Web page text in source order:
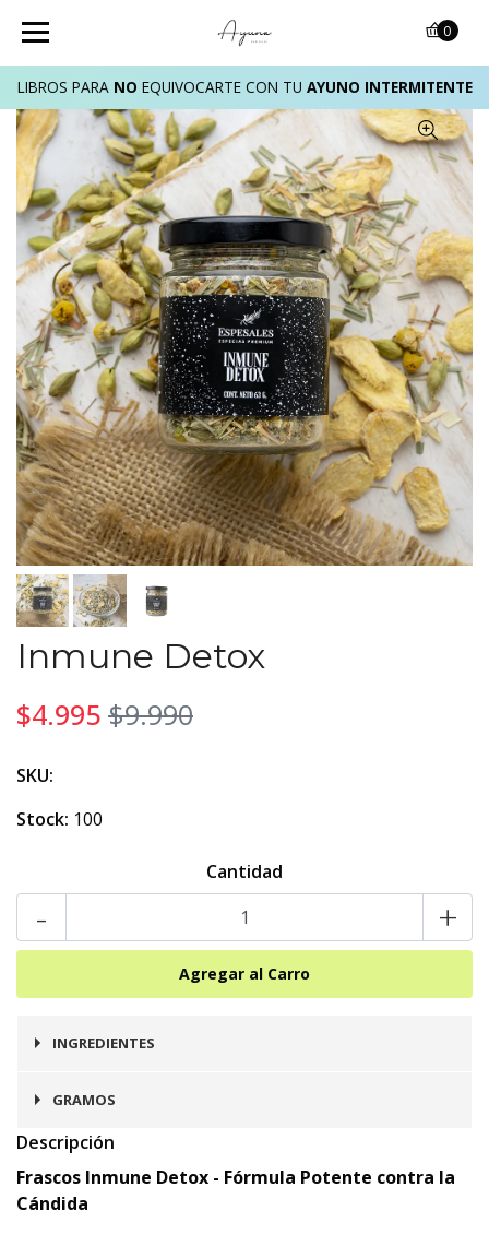
LIBROS PARA NO EQUIVOCARTE CON TU AYUNO INTERMITENTE
0
Inmune Detox
$4.995 $9.990
SKU:
Stock: 100
Cantidad
- +
INGREDIENTES
Salvia, Jengibre, Cardamomo, Manzanilla,
GRAMOS
20 gramos
Descripción
Frascos Inmune Detox - Fórmula Potente contra la
Cándida